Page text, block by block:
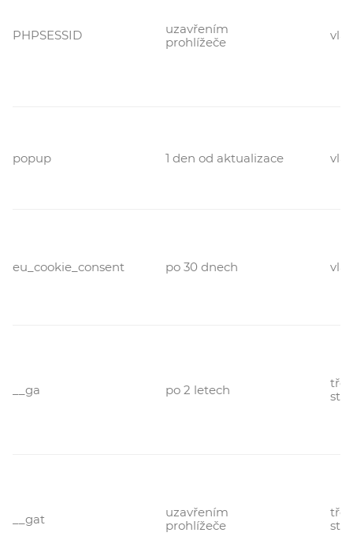
PHPSESSID
uzavřením
prohlížeče
popup 1 den od aktualizace
eu_cookie_consent po 30 dnech
__ga po 2 letech
__gat
uzavřením
prohlížeče